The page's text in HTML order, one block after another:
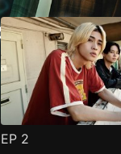
EP 2